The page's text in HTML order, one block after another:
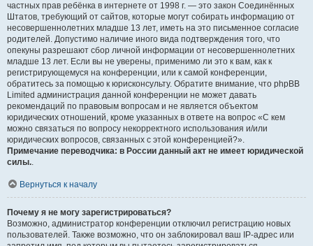
частных прав ребёнка в интернете от 1998 г. — это закон Соединённых
Штатов, требующий от сайтов, которые могут собирать информацию от
несовершеннолетних младше 13 лет, иметь на это письменное согласие
родителей. Допустимо наличие иного вида подтверждения того, что
опекуны разрешают сбор личной информации от несовершеннолетних
младше 13 лет. Если вы не уверены, применимо ли это к вам, как к
регистрирующемуся на конференции, или к самой конференции,
обратитесь за помощью к юрисконсульту. Обратите внимание, что phpBB
Limited администрация данной конференции не может давать
рекомендаций по правовым вопросам и не является объектом
юридических отношений, кроме указанных в ответе на вопрос «С кем
можно связаться по вопросу некорректного использования и/или
юридических вопросов, связанных с этой конференцией?».
Примечание переводчика: в России данный акт не имеет юридической
силы..
Вернуться к началу
Почему я не могу зарегистрироваться?
Возможно, администратор конференции отключил регистрацию новых
пользователей. Также возможно, что он заблокировал ваш IP-адрес или